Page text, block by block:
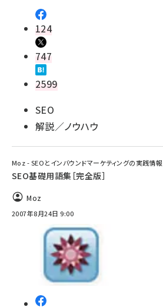
124
747
2599
SEO
解説／ノウハウ
Moz - SEOとインバウンドマーケティングの実践情報
SEO基礎用語集［完全版］
Moz
2007年8月24日 9:00